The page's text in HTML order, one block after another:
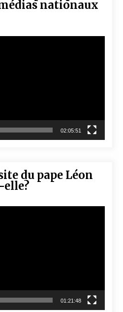
nationaux
02:05:51
du pape Léon
01:21:48